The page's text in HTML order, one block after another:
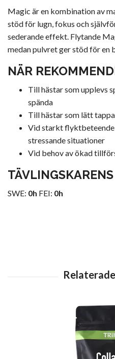
Magic är en kombination av
stöd för lugn, fokus och
sederande effekt. Flytande
medan pulvret ger stöd för en
NÄR
Till hästar som upplevs
spända
Till hästar som lätt
Vid starkt
stressande situationer
Vid behov av ökad
TÄVLINGSKARENS
SWE: 0h FEI: 0h